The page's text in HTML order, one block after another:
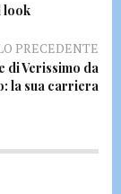
look
PRECEDENTE
di Verissimo da
la sua carriera